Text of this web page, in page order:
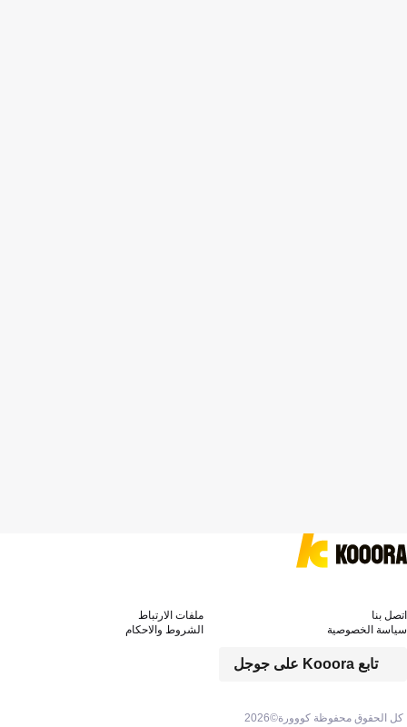
كل الحقوق محفوظة كووورة©2026
تابع Kooora على جوجل
اتصل بنا
ملفات الارتباط
سياسة الخصوصية
الشروط والاحكام